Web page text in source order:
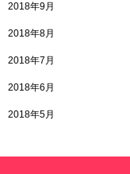
2018年9月
2018年8月
2018年7月
2018年6月
2018年5月